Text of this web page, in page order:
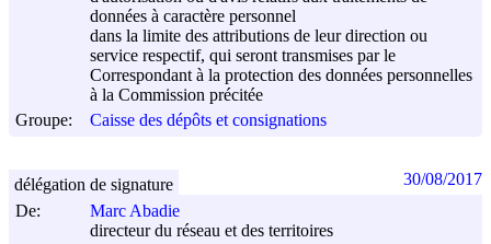
données à caractère personnel
dans la limite des attributions de leur direction ou
service respectif, qui seront transmises par le
Correspondant à la protection des données personnelles
à la Commission précitée
Groupe:
Caisse des dépôts et consignations
De:
Marc Abadie
directeur du réseau et des territoires
délégation de signature 30/08/2017